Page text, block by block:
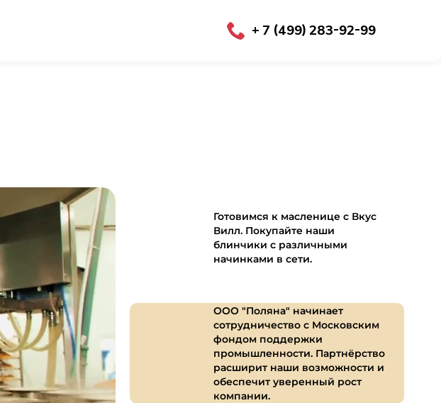
+ 7 (499) 283-92-99
Готовимся к масленице с Вкус
Вилл. Покупайте наши
блинчики с различными
начинками в сети.
ООО "Поляна" начинает
сотрудничество с Московским
фондом поддержки
промышленности. Партнёрство
расширит наши возможности и
обеспечит уверенный рост
компании.